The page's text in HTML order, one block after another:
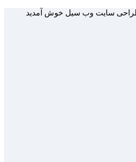
سایت وب سیل خوش آمدید